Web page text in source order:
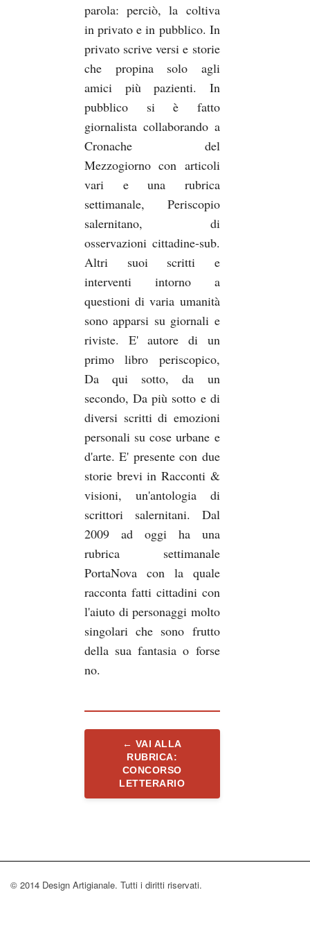
parola: perciò, la coltiva
in privato e in pubblico. In
privato scrive versi e storie
che propina solo agli
amici più pazienti. In
pubblico si è fatto
giornalista collaborando a
Cronache del
Mezzogiorno con articoli
vari e una rubrica
settimanale, Periscopio
salernitano, di
osservazioni cittadine-sub.
Altri suoi scritti e
interventi intorno a
questioni di varia umanità
sono apparsi su giornali e
riviste. E' autore di un
primo libro periscopico,
Da qui sotto, da un
secondo, Da più sotto e di
diversi scritti di emozioni
personali su cose urbane e
d'arte. E' presente con due
storie brevi in Racconti &
visioni, un'antologia di
scrittori salernitani. Dal
2009 ad oggi ha una
rubrica settimanale
PortaNova con la quale
racconta fatti cittadini con
l'aiuto di personaggi molto
singolari che sono frutto
della sua fantasia o forse
no.
← VAI ALLA
RUBRICA:
CONCORSO
LETTERARIO
© 2014 Design Artigianale. Tutti i diritti riservati.